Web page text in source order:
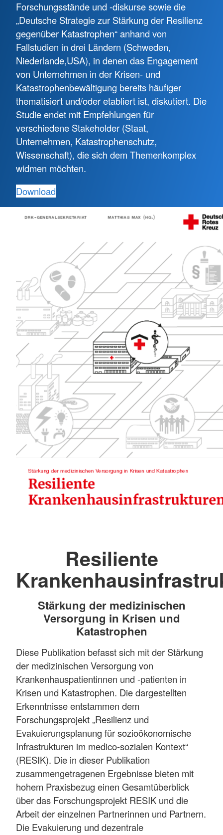
Forschungsstände und -diskurse sowie die
„Deutsche Strategie zur Stärkung der Resilienz
gegenüber Katastrophen“ anhand von
Fallstudien in drei Ländern (Schweden,
Niederlande,USA), in denen das Engagement
von Unternehmen in der Krisen- und
Katastrophenbewältigung bereits häufiger
thematisiert und/oder etabliert ist, diskutiert. Die
Studie endet mit Empfehlungen für
verschiedene Stakeholder (Staat,
Unternehmen, Katastrophenschutz,
Wissenschaft), die sich dem Themenkomplex
widmen möchten.
Download
Resiliente
Stärkung der medizinischen
Versorgung in Krisen und
Katastrophen
Diese Publikation befasst sich mit der Stärkung
der medizinischen Versorgung von
Krankenhauspatientinnen und -patienten in
Krisen und Katastrophen. Die dargestellten
Erkenntnisse entstammen dem
Forschungsprojekt „Resilienz und
Evakuierungsplanung für sozioökonomische
Infrastrukturen im medico-sozialen Kontext“
(RESIK). Die in dieser Publikation
zusammengetragenen Ergebnisse bieten mit
hohem Praxisbezug einen Gesamtüberblick
über das Forschungsprojekt RESIK und die
Arbeit der einzelnen Partnerinnen und Partnern.
Die Evakuierung und dezentrale